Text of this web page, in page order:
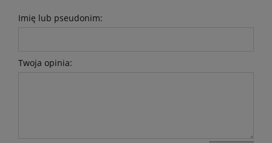
Imię lub pseudonim:
Twoja opinia: